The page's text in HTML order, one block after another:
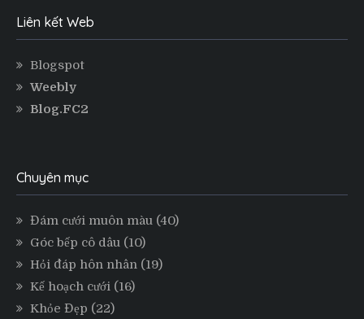
Liên kết Web
Blogspot
Weebly
Blog.FC2
Chuyên mục
Đám cưới muôn màu (40)
Góc bếp cô dâu (10)
Hỏi đáp hôn nhân (19)
Kế hoạch cưới (16)
Khỏe Đẹp (22)